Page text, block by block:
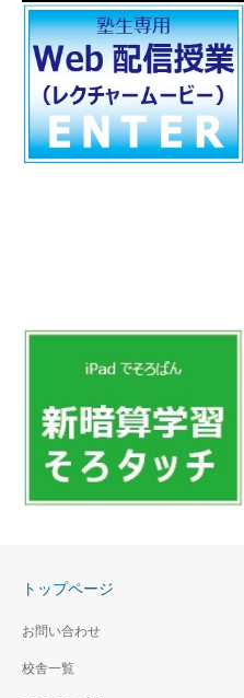
保護中: レクチャーム
ライン授業 ※パスワード必須
新暗算学習そろタッチ
トップページ
お問い合わせ
校舎一覧